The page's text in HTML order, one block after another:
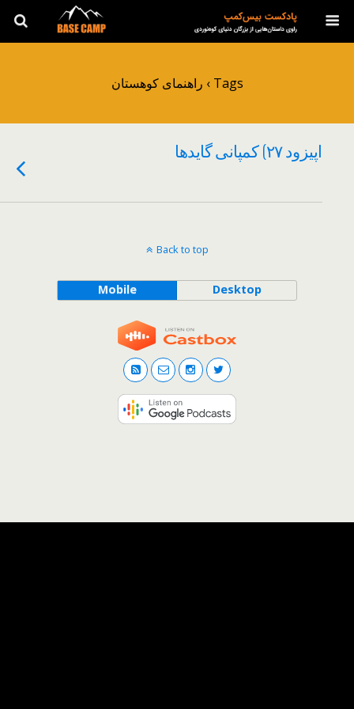
Tags › راهنمای کوهستان
اپیزود ۲۷) کمپانی گایدها
Back to top
Mobile Desktop